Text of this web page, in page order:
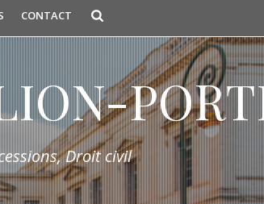
CONTACT
Droit civil